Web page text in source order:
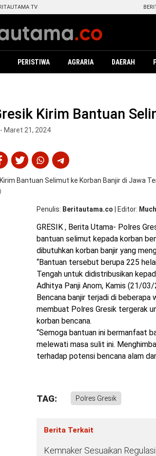
TV
PERISTIWA AGRARIA DAERAH
Kirim Bantuan
Maret 21, 2024
)
Penulis Beritautama.co Editor
GRESIK , Berita Utama- Polres
bantuan selimut kepada korban
dibutuhkan korban banjir yang
“Bantuan tersebut berupa 225
Tengah untuk didistribusikan
Adhitya Panji Anom, Kamis (21/
Bencana banjir terjadi di beberapa
membuat Polres Gresik tergerak
korban bencana.
“Semoga bantuan ini bermanfaat
melewati masa sulit ini.
terhadap potensi bencana alam
TAG: Polres Gresik
Berita Terkait
Kemnaker Sesuaikan